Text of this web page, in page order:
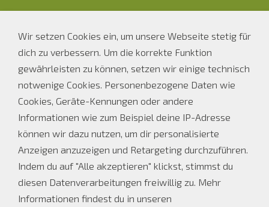
E-Mail: os-ofl.auer@schule.suedtirol.it
Parteienverkehr Sekretariat
Bei Schulbetrieb Ferienöffnungszeiten
MO, DI, DO
14.00 - 16.00 Uhr
MO - FR
MI und FR
Wir setzen Cookies ein, um unsere Webseite stetig für
dich zu verbessern. Um die korrekte Funktion
gewährleisten zu können, setzen wir einige technisch
notwenige Cookies. Personenbezogene Daten wie
Cookies, Geräte-Kennungen oder andere
Informationen wie zum Beispiel deine IP-Adresse
können wir dazu nutzen, um dir personalisierte
Anzeigen anzuzeigen und Retargeting durchzuführen.
Indem du auf "Alle akzeptieren" klickst, stimmst du
diesen Datenverarbeitungen freiwillig zu. Mehr
Informationen findest du in unseren